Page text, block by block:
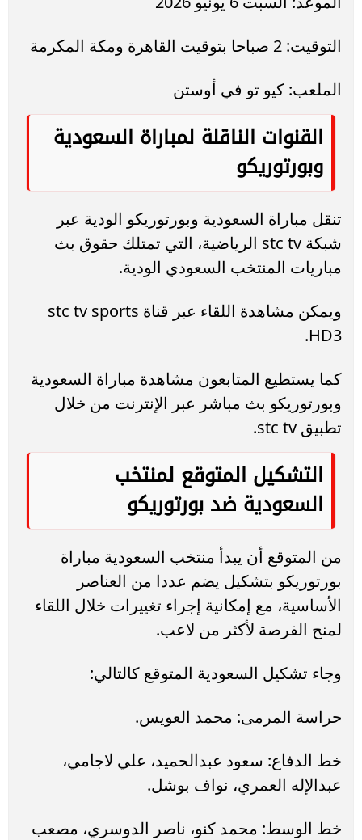
التوقيت: 2 صباحا بتوقيت القاهرة ومكة المكرمة
الملعب: كيو تو في أوستن
القنوات الناقلة لمباراة السعودية
وبورتوريكو
تنقل مباراة السعودية وبورتوريكو الودية عبر
شبكة stc tv الرياضية، التي تمتلك حقوق بث
مباريات المنتخب السعودي الودية.
ويمكن مشاهدة اللقاء عبر قناة stc tv sports
HD3.
كما يستطيع المتابعون مشاهدة مباراة السعودية
وبورتوريكو بث مباشر عبر الإنترنت من خلال
تطبيق stc tv.
التشكيل المتوقع لمنتخب
السعودية ضد بورتوريكو
من المتوقع أن يبدأ منتخب السعودية مباراة
بورتوريكو بتشكيل يضم عددا من العناصر
الأساسية، مع إمكانية إجراء تغييرات خلال اللقاء
لمنح الفرصة لأكثر من لاعب.
وجاء تشكيل السعودية المتوقع كالتالي:
حراسة المرمى: محمد العويس.
خط الدفاع: سعود عبدالحميد، علي لاجامي،
عبدالإله العمري، نواف بوشل.
خط الوسط: محمد كنو، ناصر الدوسري، مصعب